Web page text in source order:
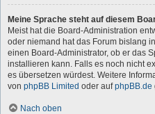
Meine Sprache steht auf diesem
Meist hat die Board-Administration
oder niemand hat das Forum bislang
einen Board-Administrator, ob er das
installieren kann. Falls es noch nicht
es übersetzen würdest. Weitere
von phpBB Limited oder aufphpBB.de
Nach oben